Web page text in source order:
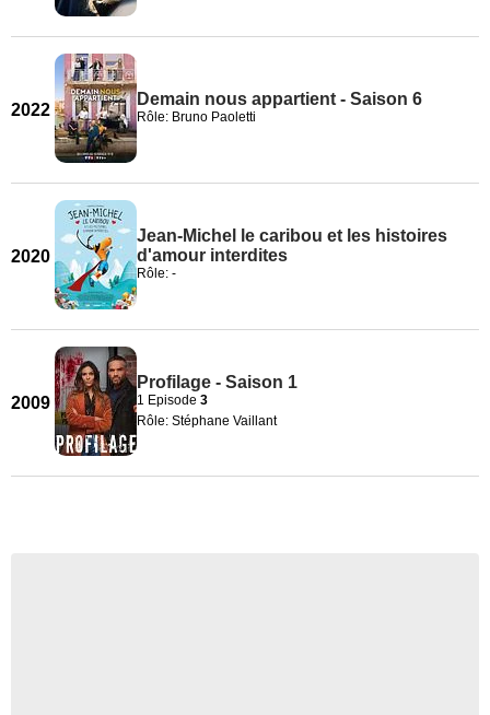
2022
Demain nous appartient - Saison 6
Rôle: Bruno Paoletti
2020
Jean-Michel le caribou et les histoires
d'amour interdites
Rôle: -
2009
Profilage - Saison 1
1 Episode 3
Rôle: Stéphane Vaillant